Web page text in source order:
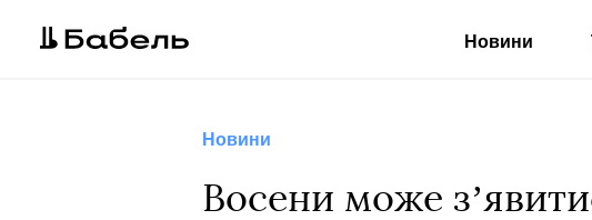
Новини
Новини
Восени може